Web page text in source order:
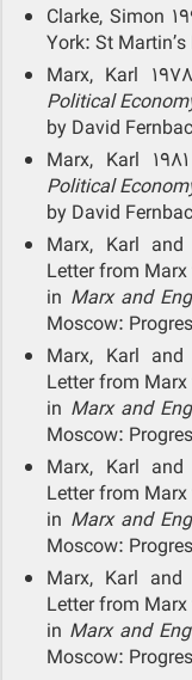
Clarke, Simon
York: St Martin’s
Marx, Karl
Political
by David
Marx, Karl
Political
by David
Marx, Karl and
Letter from
in Marx and
Moscow:
Marx, Karl and
Letter from
in Marx and
Moscow:
Marx, Karl and
Letter from
in Marx and
Moscow:
Marx, Karl and
Letter from
in Marx and
Moscow: